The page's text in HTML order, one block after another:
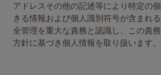
アドレスその他の記述等により特定の
きる情報および個人識別符号が含まれ
全管理を重大な責務と認識し、この責
方針に基づき個人情報を取り扱います。